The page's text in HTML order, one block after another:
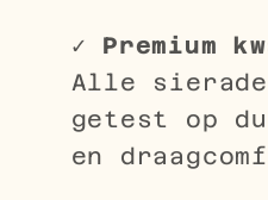
✓ Premium
Alle
getest op
en